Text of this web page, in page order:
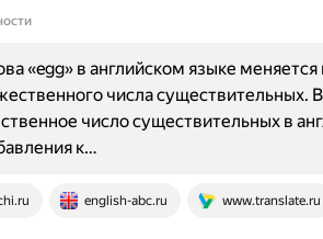
english-abc.ru www.translate.ru
«egg» в английском языке меняется
числа существительных. В
число существительных в
к…